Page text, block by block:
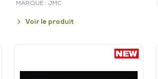
MARQUE : JMC
Voir le produit